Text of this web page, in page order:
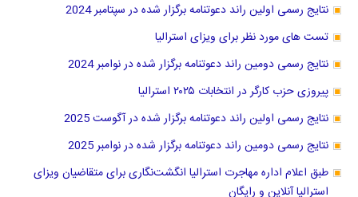
نتایج رسمی اولین راند دعوتنامه برگزار شده در سپتامبر 2024
تست های مورد نظر برای ویزای استرالیا
نتایج رسمی دومین راند دعوتنامه برگزار شده در نوامبر 2024
پیروزی حزب کارگر در انتخابات ۲۰۲۵ استرالیا
نتایج رسمی اولین راند دعوتنامه برگزار شده در آگوست 2025
نتایج رسمی دومین راند دعوتنامه برگزار شده در نوامبر 2025
طبق اعلام اداره مهاجرت استرالیا انگشت‌نگاری برای متقاضیان ویزای
استرالیا آنلاین و رایگان